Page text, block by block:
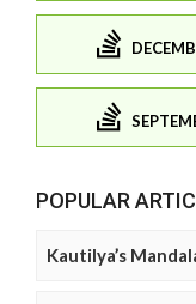
POPULAR
Kautilya’s